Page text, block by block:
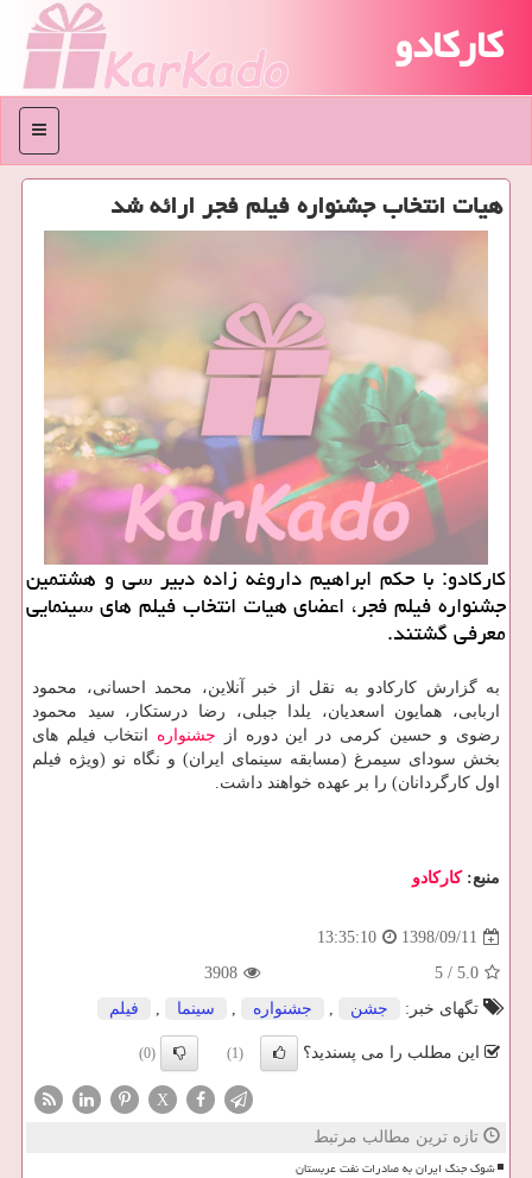
کارکادو
منو
هیات انتخاب جشنواره فیلم فجر ارائه شد
كاركادو: با حكم ابراهیم داروغه زاده دبیر سی و هشتمین
جشنواره فیلم فجر، اعضای هیات انتخاب فیلم های سینمایی
معرفی گشتند.
به گزارش كاركادو به نقل از خبر آنلاین، محمد احسانی، محمود
اربابی، همایون اسعدیان، یلدا جبلی، رضا درستكار، سید محمود
رضوی و حسین كرمی در این دوره از جشنواره انتخاب فیلم های
بخش سودای سیمرغ (مسابقه سینمای ایران) و نگاه نو (ویژه فیلم
اول كارگردانان) را بر عهده خواهند داشت.
منبع:كاركادو
1398/09/11
13:35:10
5.0
/
5
3908
تگهای خبر:
جشن , جشنواره , سینما , فیلم
این مطلب را می پسندید؟ (1)
(0)
X
تازه ترین مطالب مرتبط
شوک جنگ ایران به صادرات نفت عربستان